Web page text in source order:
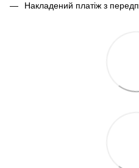
Накладений платіж з